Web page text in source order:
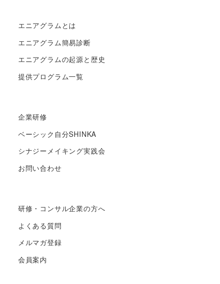
エニアグラムとは
エニアグラム簡易診断
エニアグラムの起源と歴史
提供プログラム一覧
企業研修
ベーシック自分SHINKA
シナジーメイキング実践会
お問い合わせ
研修・コンサル企業の方へ
よくある質問
メルマガ登録
会員案内